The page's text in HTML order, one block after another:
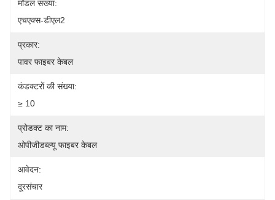
मॉडल संख्या:
एचएक्स-डीएल2
प्रकार:
पावर फाइबर केबल
कंडक्टरों की संख्या:
≥ 10
प्रोडक्ट का नाम:
ओपीजीडब्ल्यू फाइबर केबल
आवेदन:
दूरसंचार